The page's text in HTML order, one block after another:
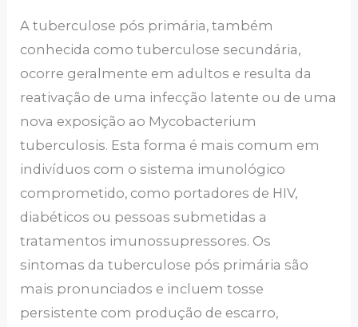
A tuberculose pós primária, também
conhecida como tuberculose secundária,
ocorre geralmente em adultos e resulta da
reativação de uma infecção latente ou de uma
nova exposição ao Mycobacterium
tuberculosis. Esta forma é mais comum em
indivíduos com o sistema imunológico
comprometido, como portadores de HIV,
diabéticos ou pessoas submetidas a
tratamentos imunossupressores. Os
sintomas da tuberculose pós primária são
mais pronunciados e incluem tosse
persistente com produção de escarro,